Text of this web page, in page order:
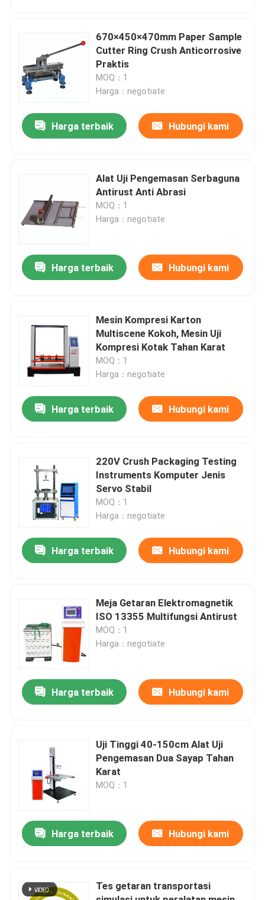
Rumah
Pertunjukan VR
Tur Pabrik
Hubungi kami
Berita
Mesin Uji Laboratorium
670×450×470mm Paper Sample
Cutter Ring Crush Anticorrosive
Praktis
MOQ：1
Harga：negotiate
Harga terbaik Hubungi kami
Alat Uji Pengemasan Serbaguna
Antirust Anti Abrasi
MOQ：1
Harga：negotiate
Harga terbaik Hubungi kami
Mesin Kompresi Karton
Multiscene Kokoh, Mesin Uji
Kompresi Kotak Tahan Karat
MOQ：1
Harga：negotiate
Harga terbaik Hubungi kami
220V Crush Packaging Testing
Instruments Komputer Jenis
Servo Stabil
MOQ：1
Harga：negotiate
Harga terbaik Hubungi kami
Meja Getaran Elektromagnetik
ISO 13355 Multifungsi Antirust
MOQ：1
Harga：negotiate
Harga terbaik Hubungi kami
Uji Tinggi 40-150cm Alat Uji
Pengemasan Dua Sayap Tahan
Karat
MOQ：1
Harga terbaik Hubungi kami
Tes getaran transportasi